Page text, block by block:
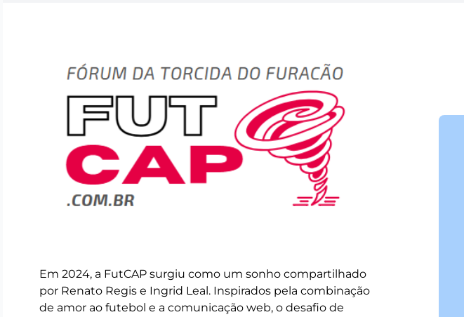
Em 2024, a FutCAP surgiu como um sonho compartilhado
por Renato Regis e Ingrid Leal. Inspirados pela combinação
de amor ao futebol e a comunicação web, o desafio de